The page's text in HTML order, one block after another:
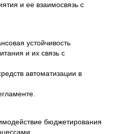
и ее взаимосвязь с
устойчивость
и их связь с
автоматизации в
бюджетирования